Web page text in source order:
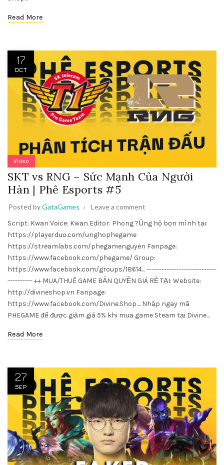
Read More
17
OCT
Video
SKT vs RNG – Sức Mạnh Của Người
Hàn | Phê Esports #5
Posted byGataGames
Leave a comment
Script: Kwan Voice: Kwan Editor: Phong ?Ủng hộ bọn mình tại:
https://playerduo.com/unghophegame
https://streamlabs.com/phegamenguyen Fanpage:
https://www.facebook.com/phegame/ Group:
https://www.facebook.com/groups/18614... ----------------------------
---------- ++ MUA/THUÊ GAME BẢN QUYỀN GIÁ RẺ TẠI: Website:
http://divineshop.vn Fanpage:
https://www.facebook.com/Divine.Shop.... Nhập ngay mã
PHEGAME để được giảm giá 5% khi mua game Steam tại Divine...
Read More
27
SEP